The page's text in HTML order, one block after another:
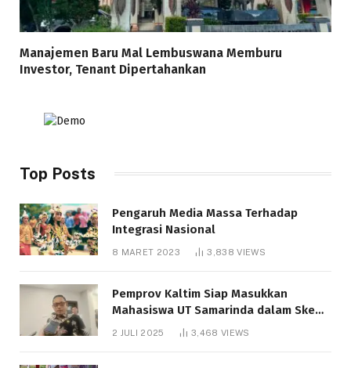
Manajemen Baru Mal Lembuswana Memburu
Investor, Tenant Dipertahankan
Top Posts
Pengaruh Media Massa Terhadap
Integrasi Nasional
8 MARET 2023 3,838VIEWS
Pemprov Kaltim Siap Masukkan
Mahasiswa UT Samarinda dalam Skema
Bantuan Pendidikan Gratispol
2 JULI 2025 3,468 VIEWS